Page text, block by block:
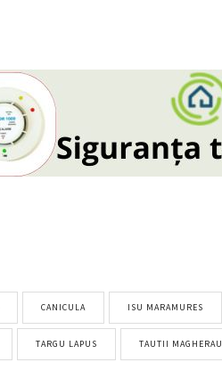
CANICULA ISU MARAMURES
TARGU LAPUS TAUTII